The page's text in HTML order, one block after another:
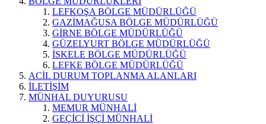
LEFKOŞA BÖLGE MÜDÜRLÜĞÜ
GAZİMAĞUSA BÖLGE MÜDÜRLÜĞÜ
GİRNE BÖLGE MÜDÜRLÜĞÜ
GÜZELYURT BÖLGE MÜDÜRLÜĞÜ
İSKELE BÖLGE MÜDÜRLÜĞÜ
LEFKE BÖLGE MÜDÜRLÜĞÜ
ACİL DURUM TOPLANMA ALANLARI
İLETİŞİM
MÜNHAL DUYURUSU
MEMUR MÜNHALİ
GEÇİCİ İŞÇİ MÜNHALİ